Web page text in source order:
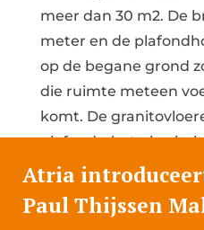
meer dan 30 m2. De
meter en de
op de begane grond
die ruimte meteen
komt. De
plafonds, het glas-in-
en de oude
de 6 aanwezige
Atria
Paul Thijssen